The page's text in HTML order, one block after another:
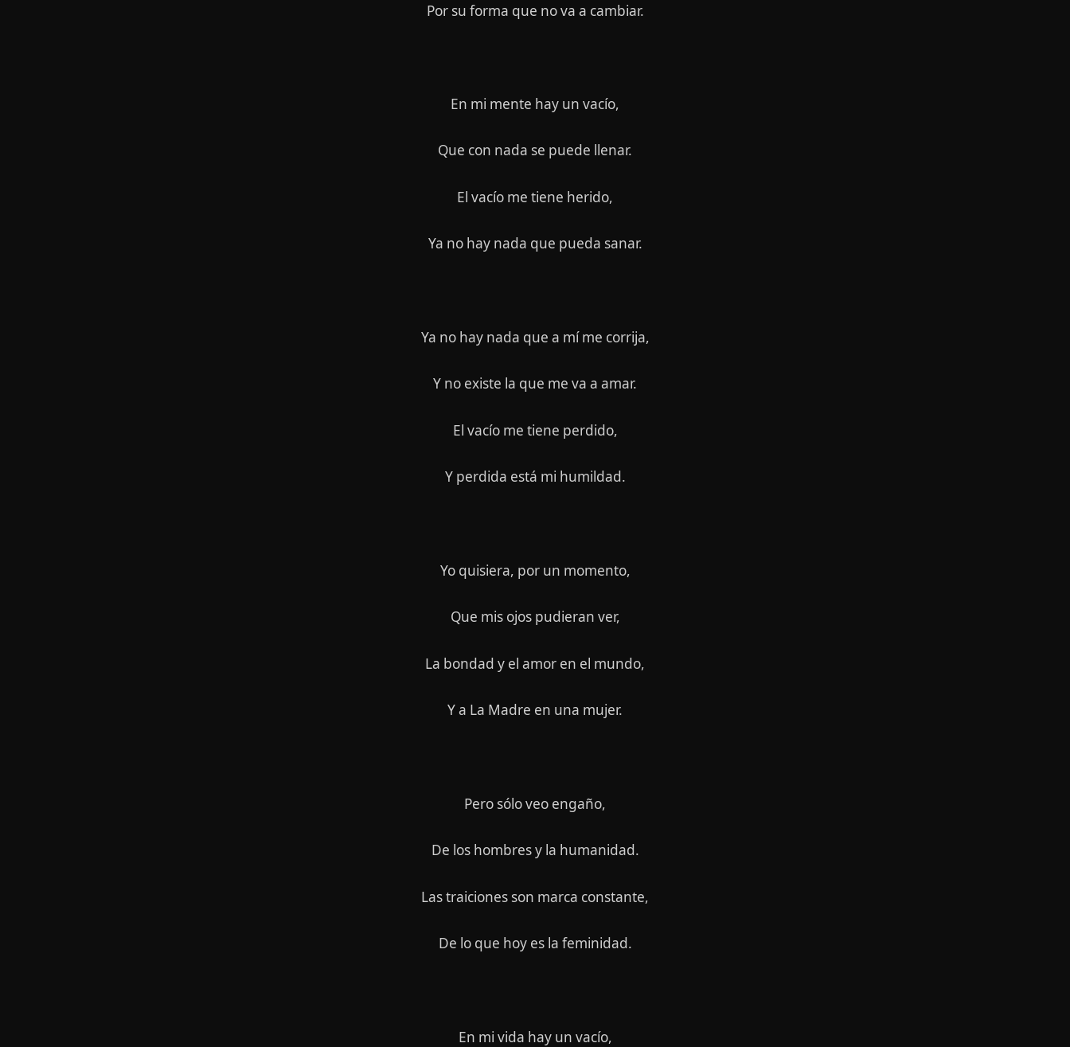
Por su forma que no va a cambiar.
En mi mente hay un vacío,
Que con nada se puede llenar.
El vacío me tiene herido,
Ya no hay nada que pueda sanar.
Ya no hay nada que a mí me corrija,
Y no existe la que me va a amar.
El vacío me tiene perdido,
Y perdida está mi humildad.
Yo quisiera, por un momento,
Que mis ojos pudieran ver,
La bondad y el amor en el mundo,
Y a La Madre en una mujer.
Pero sólo veo engaño,
De los hombres y la humanidad.
Las traiciones son marca constante,
De lo que hoy es la feminidad.
En mi vida hay un vacío,